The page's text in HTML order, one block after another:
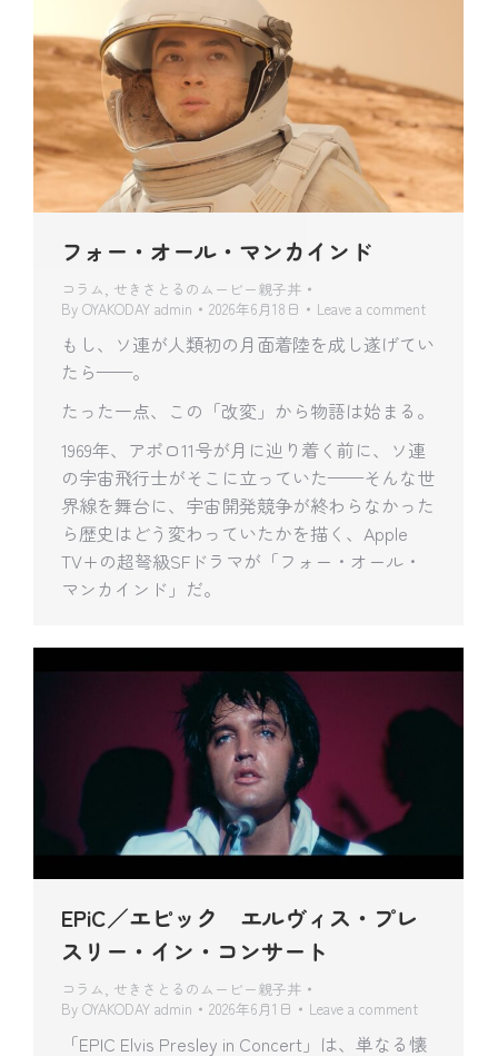
フォー・オール・マンカインド
コラム, せきさとるのムービー親子丼
By OYAKODAY admin 2026年6月18日 Leave a comment
もし、ソ連が人類初の月面着陸を成し遂げてい
たら——。
たった一点、この「改変」から物語は始まる。
1969年、アポロ11号が月に辿り着く前に、ソ連
の宇宙飛行士がそこに立っていた——そんな世
界線を舞台に、宇宙開発競争が終わらなかった
ら歴史はどう変わっていたかを描く、Apple
TV+の超弩級SFドラマが「フォー・オール・
マンカインド」だ。
EPiC／エピック エルヴィス・プレ
スリー・イン・コンサート
コラム, せきさとるのムービー親子丼
By OYAKODAY admin 2026年6月1日 Leave a comment
「EPIC Elvis Presley in Concert」は、単なる懐